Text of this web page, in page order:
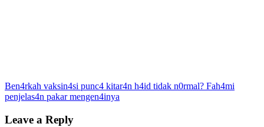
Post
navigation
Ben4rkah vaksin4si punc4 kitar4n h4id tidak n0rmal? Fah4mi
penjelas4n pakar mengen4inya
Leave a Reply